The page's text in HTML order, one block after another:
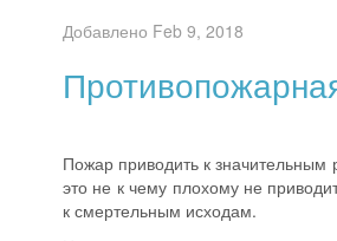
Добавлено Feb 9, 2018
Пожар приводить к
это не к чему плохому не
к смертельным исходам.